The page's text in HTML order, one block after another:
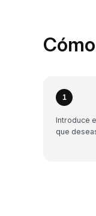
1
Introduce
que